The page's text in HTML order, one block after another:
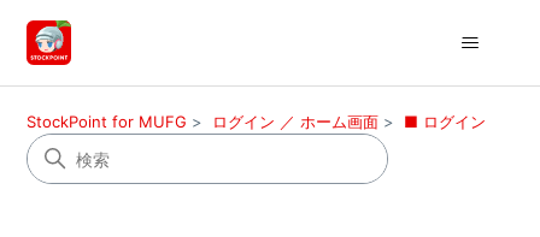
StockPoint for MUFG ログイン ／ ホーム画面 ■ ログイン